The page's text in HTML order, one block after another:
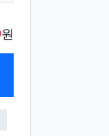
원
용세트
비메쉬 5종 여행용세트